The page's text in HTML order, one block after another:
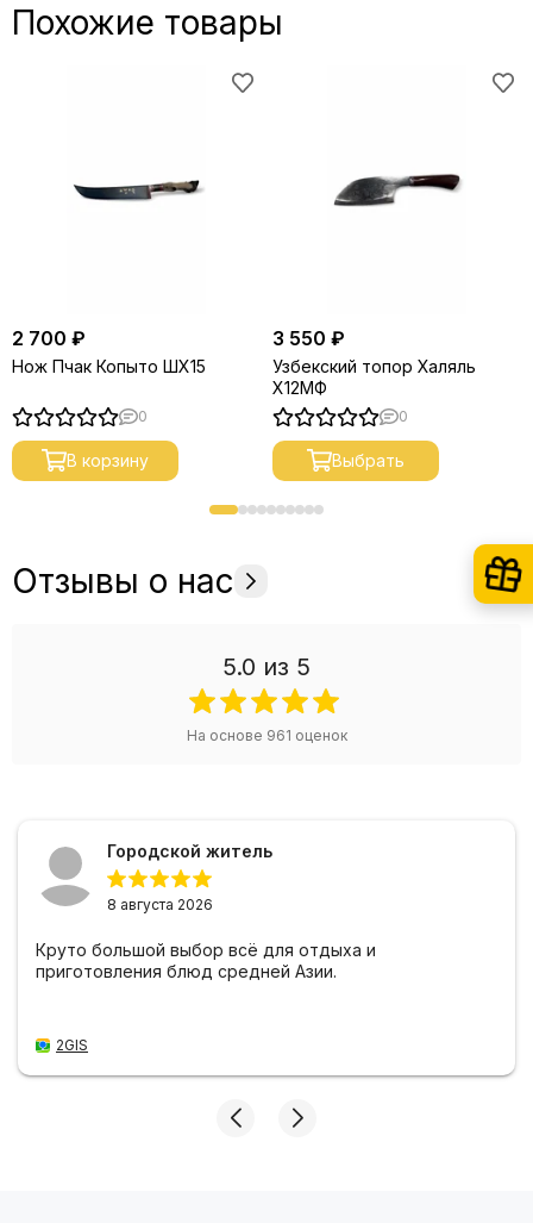
Похожие товары
2 700 ₽
Нож Пчак Копыто ШХ15
0
В корзину
3 550 ₽
Узбекский топор Халяль
Х12МФ
0
Выбрать
Отзывы о нас
5.0 из 5
На основе 961 оценок
Городской житель
8 августа 2026
Круто большой выбор всё для отдыха и
приготовления блюд средней Азии.
2GIS